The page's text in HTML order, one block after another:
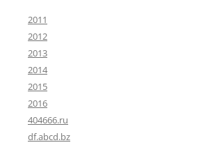
2011
2012
2013
2014
2015
2016
404666.ru
df.abcd.bz